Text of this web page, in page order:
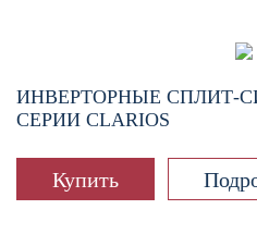
ИНВЕРТОРНЫЕ СПЛИТ-
СЕРИИ CLARIOS
Купить